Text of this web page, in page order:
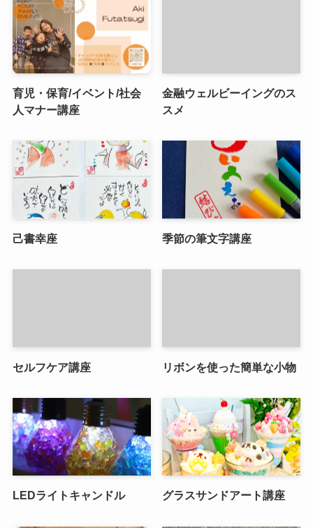
育児・保育/イベント/社会
人マナー講座
金融ウェルビーイングのス
スメ
己書幸座 季節の筆文字講座
セルフケア講座 リボンを使った簡単な小物
LEDライトキャンドル グラスサンドアート講座